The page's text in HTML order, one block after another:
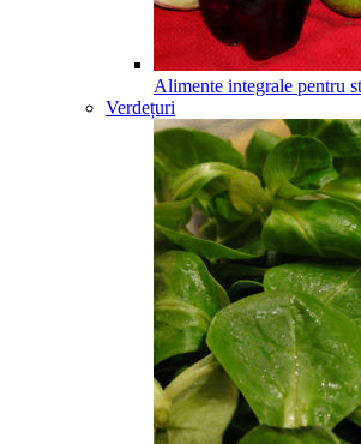
Alimente integrale pentru
Verdețuri